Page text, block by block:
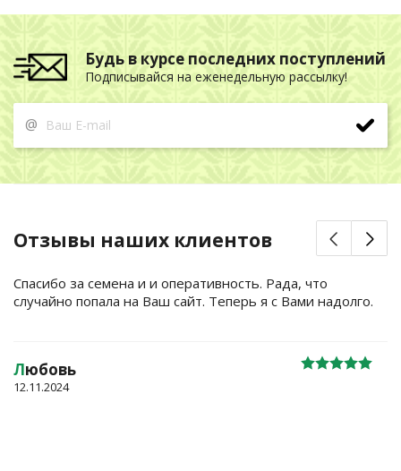
Будь в курсе последних поступлений
Подписывайся на еженедельную рассылку!
@
Отзывы наших клиентов
Спасибо за семена и и оперативность. Рада, что
случайно попала на Ваш сайт. Теперь я с Вами надолго.
Любовь
12.11.2024